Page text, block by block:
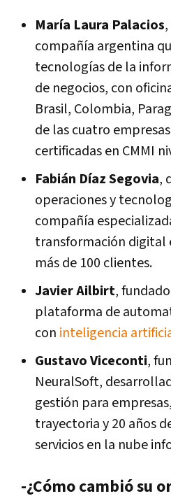
María Laura Palacios
compañía argentina
tecnologías de la
de negocios, con
Brasil, Colombia,
de las cuatro
certificadas en CMMI
Fabián Díaz Segovia,
operaciones y
compañía
transformación digital
más de 100 clientes.
Javier Ailbirt,
plataforma de
con inteligencia
Gustavo Viceconti,
NeuralSoft,
gestión para
trayectoria y 20 años
servicios en la nube
-¿Cómo cambió su